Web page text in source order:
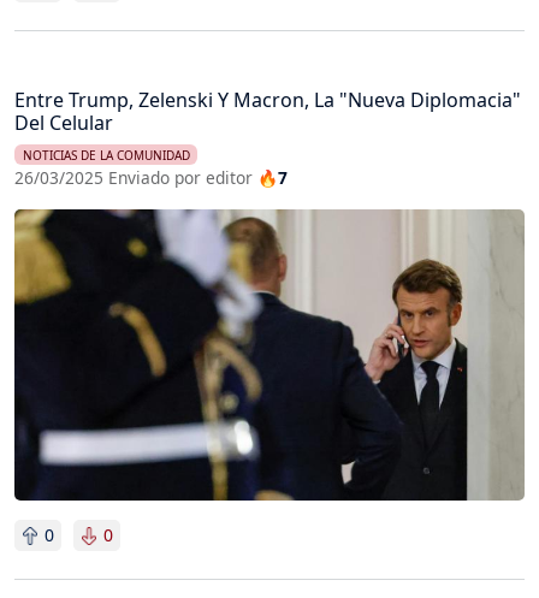
Entre Trump, Zelenski Y Macron, La "Nueva Diplomacia"
Del Celular
NOTICIAS DE LA COMUNIDAD
26/03/2025 Enviado por editor 🔥7
Imagen
0 0